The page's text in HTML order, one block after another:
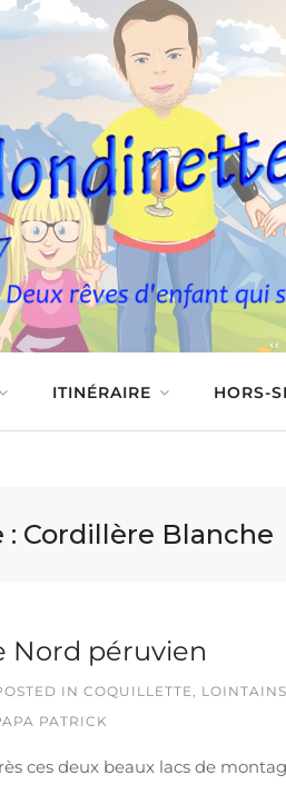
ITINÉRAIRE HORS-
: Cordillère Blanche
Nord péruvien
IN COQUILLETTE,
PATRICK
ces deux beaux lacs de